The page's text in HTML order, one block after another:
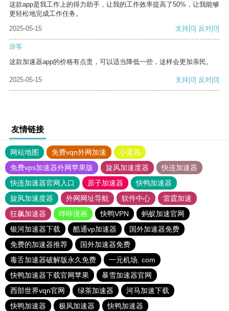
这款app是我工作上的得力助手，让我的工作效率提高了50%，让我能够
更轻松地完成工作任务。
2025-05-15
支持[0] 反对[0]
游客
这款加速器app的价格有点贵，可以适当降低一些，这样会更加亲民。
2025-05-15 支持[0] 反对[0]
友情链接
网站地图 免费vqn外网加速
小蓝鸟
免费vps加速器外网苹果版
旋风加速度器
快连加速器
快连加速器官网入口
原子加速器
快鸭加速器
旋风加速度器
外网网址导航 软件中心
雷霆加速
狂飙加速器
哔咔漫画 快鸭VPN
蚂蚁加速官网
银河加速器下载
酷通vp加速器
国外加速器免费
免费的加速器推荐
国外加速器免费
毒舌加速器破解版永久免费
一元机场. com
快鸭加速器下载官网苹果
暴雪加速器官网
西部世界vqn官网
绿茶加速器
河马加速下载
快鸭加速器
极风加速器 快鸭加速器